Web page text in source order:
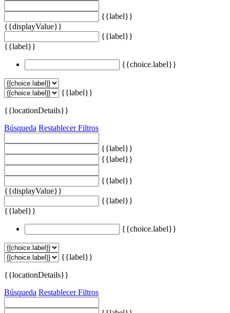
{{label}}
{{displayValue}}
{{label}}
{{label}}
{{choice.label}}
{{label}}
{{locationDetails}}
Búsqueda Restablecer Filtros
{{label}}
{{label}}
{{label}}
{{displayValue}}
{{label}}
{{label}}
{{choice.label}}
{{label}}
{{locationDetails}}
Búsqueda Restablecer Filtros